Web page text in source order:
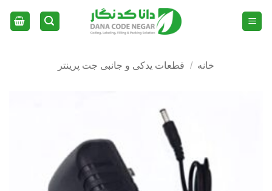
خانه / قطعات یدکی و جانبی جت پرینتر